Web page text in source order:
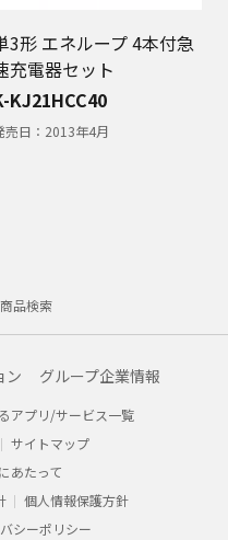
3形 エネループ 4本付急
充電器セット
KJ21HCC40
売日： 2013年4月
品検索
ン グループ企業情報
アプリ/サービス一覧
サイトマップ
あたって
個人情報保護方針
シーポリシー